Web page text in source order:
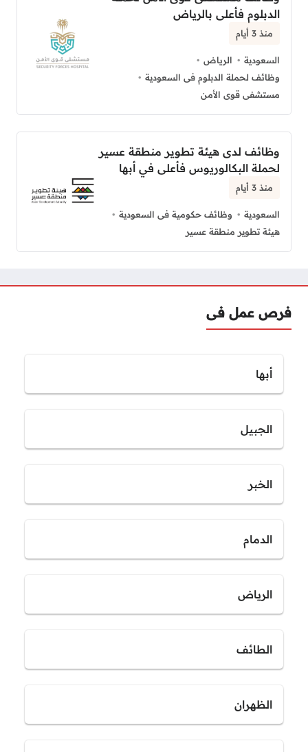
الدبلوم فأعلى بالرياض
منذ 3 أيام
السعودية
الرياض
وظائف لحملة الدبلوم فى السعودية
مستشفى قوى الأمن
وظائف لدى هيئة تطوير منطقة عسير
لحملة البكالوريوس فأعلى في أبها
منذ 3 أيام
السعودية
وظائف حكومية فى السعودية
هيئة تطوير منطقة عسير
فرص عمل فى
أبها
الجبيل
الخبر
الدمام
الرياض
الطائف
الظهران